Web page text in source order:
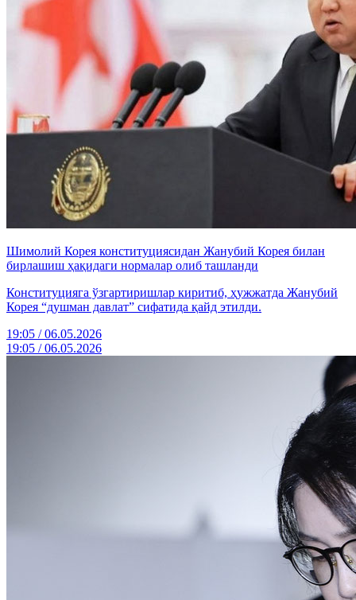
Шимолий Корея конституциясидан Жанубий Корея билан
бирлашиш ҳақидаги нормалар олиб ташланди
Конституцияга ўзгартиришлар киритиб, ҳужжатда Жанубий
Корея “душман давлат” сифатида қайд этилди.
19:05 / 06.05.2026
19:05 / 06.05.2026